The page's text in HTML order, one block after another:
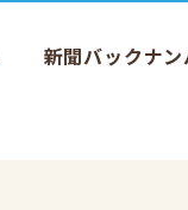
新聞バックナン